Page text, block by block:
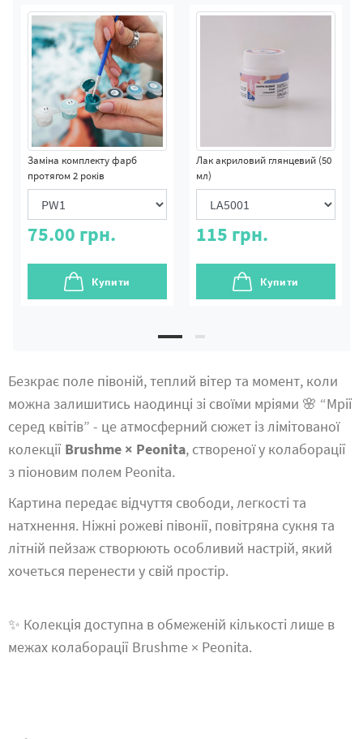
Заміна комплекту фарб
протягом 2 років
75.00 грн.
Купити
Лак акриловий глянцевий (50
мл)
115 грн.
Купити
Безкрає поле півоній, теплий вітер та момент, коли
можна залишитись наодинці зі своїми мріями 🌸 “Мрії
серед квітів” - це атмосферний сюжет із лімітованої
колекції Brushme × Peonita, створеної у колаборації
з піоновим полем Peonita.
Картина передає відчуття свободи, легкості та
натхнення. Ніжні рожеві півонії, повітряна сукня та
літній пейзаж створюють особливий настрій, який
хочеться перенести у свій простір.
✨ Колекція доступна в обмеженій кількості лише в
межах колаборації Brushme × Peonita.